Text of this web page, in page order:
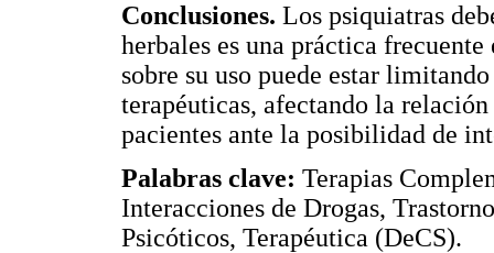
Conclusiones. Los psiquiatras
herbales es una práctica
sobre su uso puede estar
terapéuticas, afectando la
pacientes ante la posibilidad de
Palabras clave: Terapias
Interacciones de Drogas,
Psicóticos, Terapéutica (DeCS).